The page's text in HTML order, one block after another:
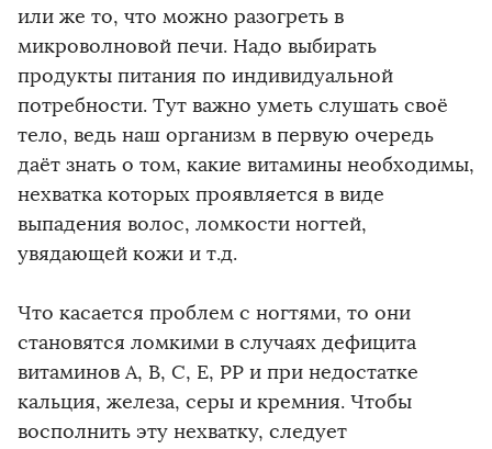
или же то, что можно разогреть в
микроволновой печи. Надо выбирать
продукты питания по индивидуальной
потребности. Тут важно уметь слушать своё
тело, ведь наш организм в первую очередь
даёт знать о том, какие витамины необходимы,
нехватка которых проявляется в виде
выпадения волос, ломкости ногтей,
увядающей кожи и т.д.
Что касается проблем с ногтями, то они
становятся ломкими в случаях дефицита
витаминов А, В, С, Е, РР и при недостатке
кальция, железа, серы и кремния. Чтобы
восполнить эту нехватку, следует